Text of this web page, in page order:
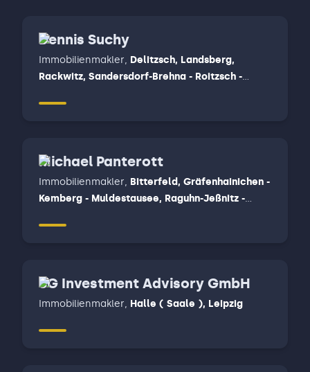
Dennis Suchy
Immobilienmakler, Delitzsch, Landsberg,
Rackwitz, Sandersdorf-Brehna - Roitzsch -
Michael Panterott
Immobilienmakler, Bitterfeld, Gräfenhainichen -
Kemberg - Muldestausee, Raguhn-Jeßnitz -
SG Investment Advisory GmbH
Immobilienmakler, Halle ( Saale ), Leipzig